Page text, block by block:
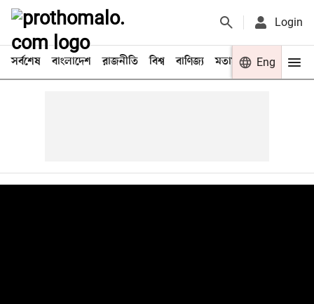
Login
সর্বশেষ বাংলাদেশ রাজনীতি বিশ্ব বাণিজ্য মতামত খেলা
Eng